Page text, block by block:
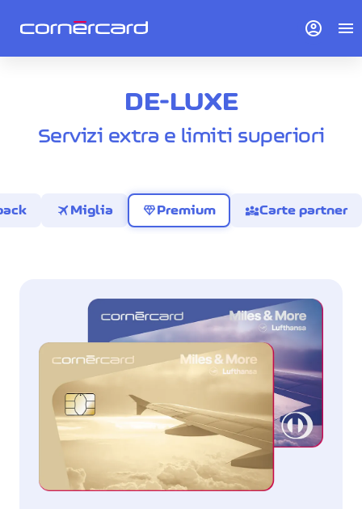
DE-LUXE
Servizi extra e limiti superiori
travel Miglia diamondPremium diversity_3Carte partner
account_circle menu